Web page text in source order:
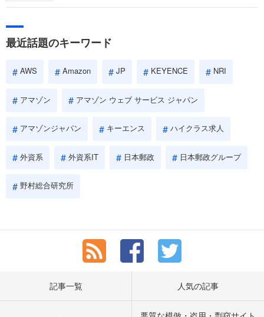
やこれまでの成果を具体的に問われるほか、「人間性」も評価
しょう。
最近話題のキーワード
AWS Amazon JP KEYENCE NRI
アマゾン アマゾン ウェブ サービス ジャパン
アマゾンジャパン キーエンス ハイクラス求人
外資系 外資系IT 日本郵政 日本郵政グループ
野村総合研究所
記事一覧 人気の記事